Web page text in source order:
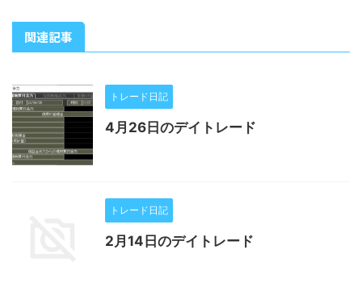
関連記事
トレード日記
4月26日のデイトレード
トレード日記
2月14日のデイトレード